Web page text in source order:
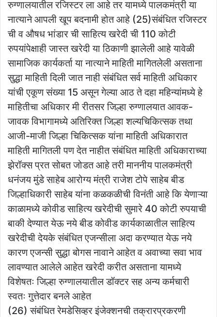
रुग्णालयातील रजिस्टर ला आहे तर यामध्ये पालकमंत्री या
नात्याने आपली खूप बदनामी होत आहे (25)संबंधित रजिस्टर
ची व औषध भांडार ची साहित्य खरेदी ची 110 कोटी
रुपयांपेक्षाही जास्त खरेदी या ठिकाणी झालेली आहे यावेळी
सामाजिक कार्यकर्ता या नात्याने माहिती मागितलेली असताना
सुद्धा माहिती दिली जात नाही संबंधित सर्व माहिती अधिकार
यांची एकूण संख्या 15 असून गेल्या आठ ते दहा महिन्यांमध्ये हे
माहितीचा अधिकार मी रीतसर जिल्हा रुग्णालयात आवक-
जावक विभागामध्ये अतिरिक्त जिल्हा शल्यचिकित्सक तथा
आजी-माजी जिल्हा चिकित्सक यांना माहिती अधिकारात
माहिती मागितली पण देत नाहीत संबंधित माहिती अधिकाराच्या
झेरॉक्स प्रत सोबत जोडत आहे तरी माननीय पालकमंत्री
धनंजय मुंडे साहेब आरोग्य मंत्री राजेश टोपे साहेब बीड
जिल्हाधिकारी साहेब यांना कळकळीची विनंती आहे कि येणाऱ्या
काळामध्ये कोवीड साहित्य खरेदीची सुमारे 40 कोटी रुपयाची
बाकी देण्यात येऊ नये बीड कोवीड कार्यकाळातील साहित्य
खरेदीची देयके संबंधित एजन्सीला अदा करण्यात येऊ नये
कारण एजन्सी सुद्धा बोगस नावाने आहेत व अवाच्या सवा भाव
लावण्यात आलेले आहेत खरेदी करीत असताना यामध्ये
विशेषतः जिल्हा रुग्णालयातील डॉक्टर सह अन्य कर्मचारी
स्वतः गुत्तेदार बनले आहेत
(26) संबंधित रेमडेसिव्हर इंजेक्शनची तक्रारप्रकरणी